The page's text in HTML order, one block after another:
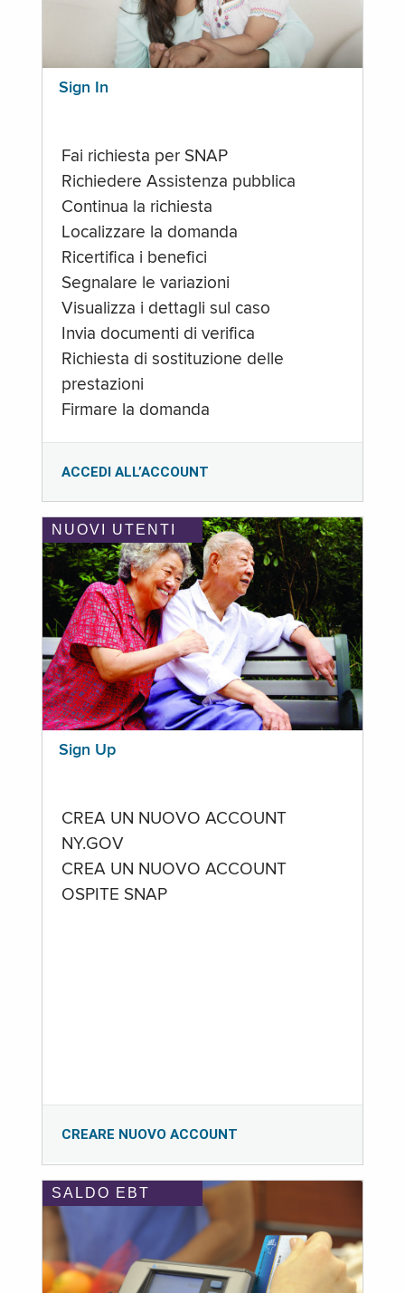
Sign In
Fai richiesta per SNAP
Richiedere Assistenza pubblica
Continua la richiesta
Localizzare la domanda
Ricertifica i benefici
Segnalare le variazioni
Visualizza i dettagli sul caso
Invia documenti di verifica
Richiesta di sostituzione delle
prestazioni
Firmare la domanda
ACCEDI ALL’ACCOUNT
NUOVI UTENTI
Sign Up
CREA UN NUOVO ACCOUNT
NY.GOV
CREA UN NUOVO ACCOUNT
OSPITE SNAP
CREARE NUOVO ACCOUNT
SALDO EBT